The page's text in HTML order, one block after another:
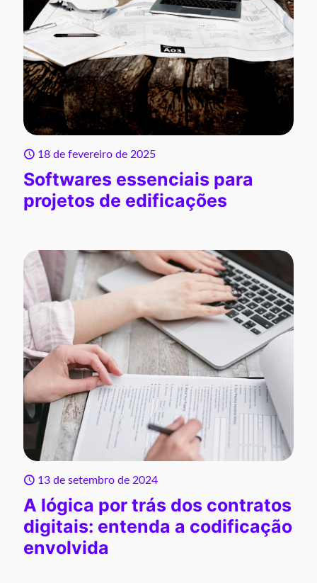
18 de fevereiro de 2025
Softwares essenciais para
projetos de edificações
13 de setembro de 2024
A lógica por trás dos contratos
digitais: entenda a codificação
envolvida